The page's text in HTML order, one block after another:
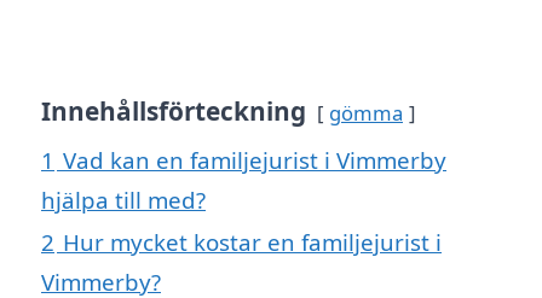
Innehållsförteckning gömma
1 Vad kan en familjejurist i Vimmerby
hjälpa till med?
2 Hur mycket kostar en familjejurist i
Vimmerby?